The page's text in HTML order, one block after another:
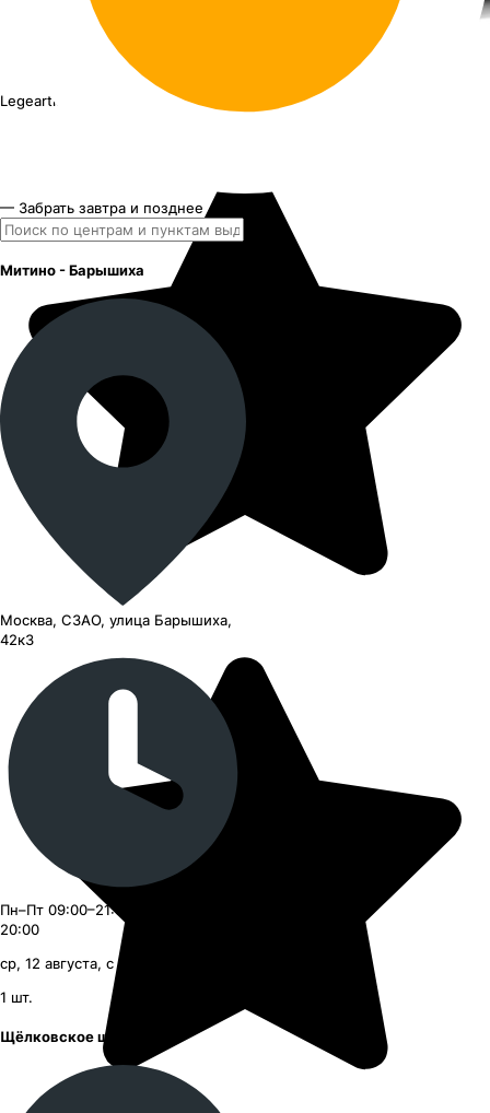
Legeartis Concept A536 19"x8.5J PCD 5x112 ЕТ 28 ЦО 66.6
— Забрать завтра и позднее
Митино - Барышиха
Москва, СЗАО, улица Барышиха,
42к3
Пн–Пт 09:00–21:00, Сб–Вс 09:00–
20:00
ср, 12 августа, с 09:00
1 шт.
Щёлковское шоссе